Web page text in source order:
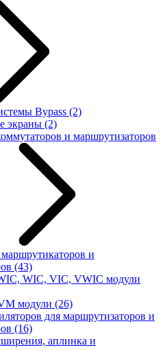
Bypass (2)
экраны (2)
и маршрутизаторов
и
(43)
WIC, VIC, VWIC модули
модули (26)
для маршрутизаторов и
(16)
аплинка и